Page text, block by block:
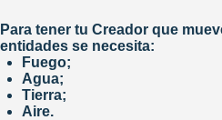
Para tener tu Creador que
entidades se necesita:
Fuego;
Agua;
Tierra;
Aire.